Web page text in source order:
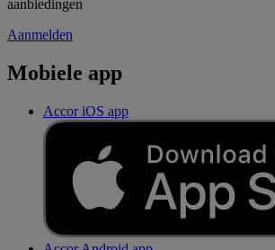
aanbiedingen
Aanmelden
Mobiele app
Accor iOS app